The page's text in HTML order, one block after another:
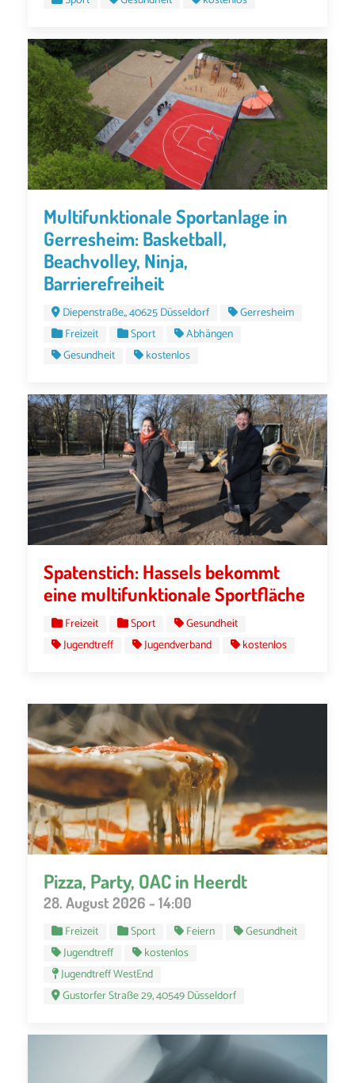
Multifunktionale Sportanlage in
Gerresheim: Basketball,
Beachvolley, Ninja,
Barrierefreiheit
Diepenstraße,, 40625 Düsseldorf
Gerresheim
Freizeit
Sport
Abhängen
Gesundheit
kostenlos
Spatenstich: Hassels bekommt
eine multifunktionale Sportfläche
Freizeit Sport
Gesundheit
Jugendtreff
Jugendverband kostenlos
Pizza, Party, OAC in Heerdt
28. August 2026 - 14:00
Freizeit Sport Feiern
Gesundheit
Jugendtreff
kostenlos
Jugendtreff WestEnd
Gustorfer Straße 29, 40549 Düsseldorf